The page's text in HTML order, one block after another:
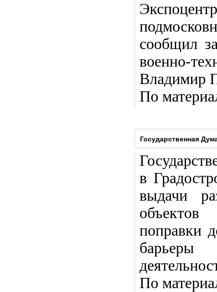
сообщил
военно-
Владимир
По
Государственная
в
выдачи
объектов
поправки
барьеры
По